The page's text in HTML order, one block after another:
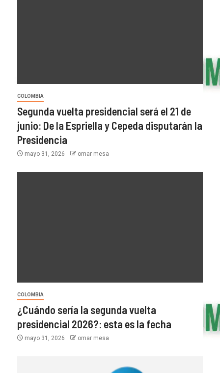
COLOMBIA
Segunda vuelta presidencial será el 21 de
junio: De la Espriella y Cepeda disputarán la
Presidencia
mayo 31, 2026 omar mesa
COLOMBIA
¿Cuándo sería la segunda vuelta
presidencial 2026?: esta es la fecha
mayo 31, 2026 omar mesa